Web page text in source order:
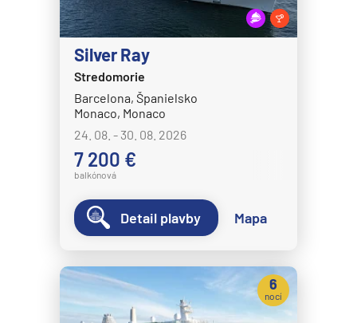
Silver Ray
Stredomorie
Barcelona, Španielsko
Monaco, Monaco
24. 08. - 30. 08. 2026
7 200 €
balkónová
Detail plavby Mapa
6
nocí